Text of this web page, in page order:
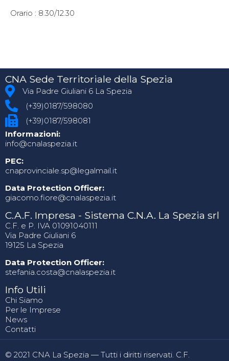
Orario : 8.30/12.30
CNA Sede Territoriale della Spezia
Via Padre Giuliani 6 La Spezia
(+39)0187/598080
(+39)0187/598081
Informazioni:
info@cnalaspezia.it
PEC:
cnaprovinciale.sp@legalmail.it
Data Protection Officer:
giacomo.fiore@cnalaspezia.it
C.A.F. Impresa - Sistema C.N.A. La Spezia srl
C.F. e P. IVA 01091040111
Via Padre Giuliani 6
19125 La Spezia
Data Protection Officer:
stefania.costa@cnalaspezia.it
Info Utili
Chi Siamo
Per le Imprese
News
Contatti
© 2021 CNA La Spezia — Tutti i diritti riservati. C.F.